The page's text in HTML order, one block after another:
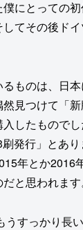
にとっての
てその後ド
ものは、日
見つけて「
したもので
刷発行」とあ
年とか2016
と思われます
すっかり長